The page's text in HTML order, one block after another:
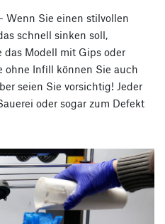
Wenn Sie einen stilvollen
schnell sinken soll,
das Modell mit Gips oder
ohne Infill können Sie auch
seien Sie vorsichtig! Jeder
oder sogar zum Defekt